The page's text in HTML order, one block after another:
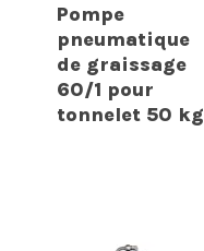
Pompe
pneumatique
de graissage
60/1 pour
tonnelet 50 kg